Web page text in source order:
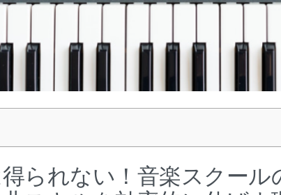
られない！音楽スクール